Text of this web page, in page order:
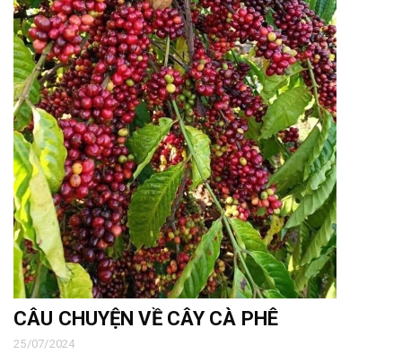
CÂU CHUYỆN VỀ CÂY CÀ PHÊ
25/07/2024